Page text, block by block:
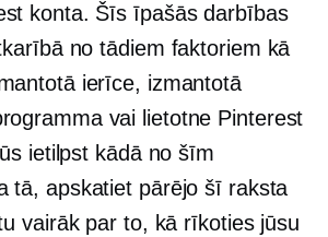
konta. Šīs īpašās darbības
no tādiem faktoriem kā
ierīce, izmantotā
vai lietotne Pinterest
ietilpst kādā no šīm
tā, apskatiet pārējo šī raksta
vairāk par to, kā rīkoties jūsu